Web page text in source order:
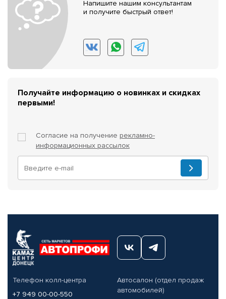
Напишите нашим консультантам
и получите быстрый ответ!
Получайте информацию о новинках и скидках
первыми!
Согласие на получение рекламно-
информационных рассылок
Телефон колл-центра
+7 949 00-00-550
Автосалон (отдел продаж
автомобилей)